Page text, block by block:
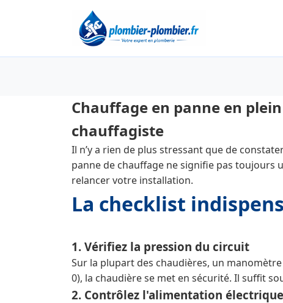
Chauffage en panne en
chauffagiste
Il n’y a rien de plus stressant que de
panne de chauffage ne signifie pas toujours
relancer votre installation.
La checklist
1. Vérifiez la pression du circuit
Sur la plupart des chaudières, un
0), la chaudière se met en sécurité. Il suffit
2. Contrôlez l'alimentation